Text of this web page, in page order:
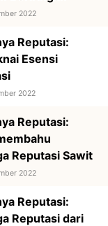
2022
Reputasi:
Esensi
2022
Reputasi:
Reputasi Sawit
2022
Reputasi:
Reputasi dari